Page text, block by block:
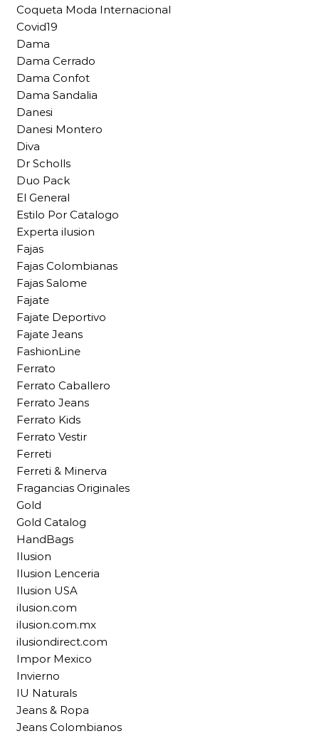
Coqueta Moda Internacional
Covid19
Dama
Dama Cerrado
Dama Confot
Dama Sandalia
Danesi
Danesi Montero
Diva
Dr Scholls
Duo Pack
El General
Estilo Por Catalogo
Experta ilusion
Fajas
Fajas Colombianas
Fajas Salome
Fajate
Fajate Deportivo
Fajate Jeans
FashionLine
Ferrato
Ferrato Caballero
Ferrato Jeans
Ferrato Kids
Ferrato Vestir
Ferreti
Ferreti & Minerva
Fragancias Originales
Gold
Gold Catalog
HandBags
Ilusion
Ilusion Lenceria
Ilusion USA
ilusion.com
ilusion.com.mx
ilusiondirect.com
Impor Mexico
Invierno
IU Naturals
Jeans & Ropa
Jeans Colombianos